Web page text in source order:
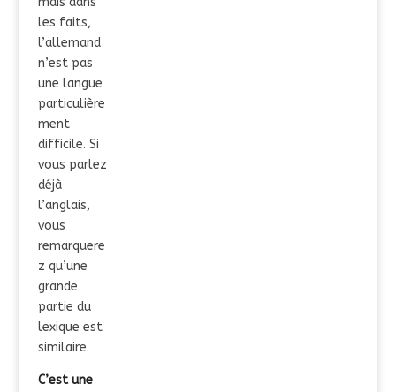
les faits,
l’allemand
n’est pas
une langue
particulière
ment
difficile. Si
vous parlez
déjà
l’anglais,
vous
remarquere
z qu’une
grande
partie du
lexique est
similaire.
C’est une